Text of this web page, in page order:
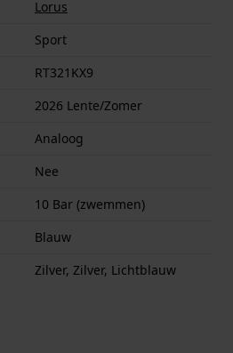
Lorus
Sport
RT321KX9
2026 Lente/Zomer
Analoog
Nee
10 Bar (zwemmen)
Blauw
Zilver, Zilver, Lichtblauw